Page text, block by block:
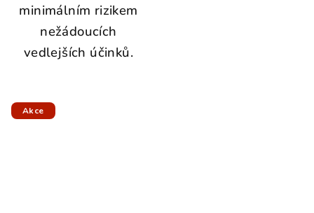
minimálním rizikem
nežádoucích
vedlejších účinků.
Akce